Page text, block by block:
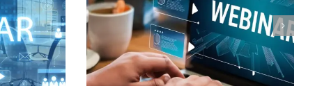
Webinar TeamSystem di